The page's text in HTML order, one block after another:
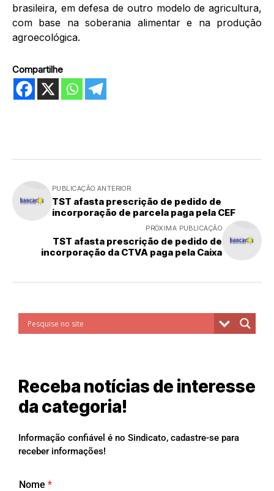
brasileira, em defesa de outro modelo de agricultura,
com base na soberania alimentar e na produção
agroecológica.
Compartilhe
PUBLICAÇÃO ANTERIOR
TST afasta prescrição de pedido de
incorporação de parcela paga pela CEF
PRÓXIMA PUBLICAÇÃO
TST afasta prescrição de pedido de
incorporação da CTVA paga pela Caixa
Receba notícias de interesse
da categoria!
Informação confiável é no Sindicato, cadastre-se para
receber informações!
Nome *